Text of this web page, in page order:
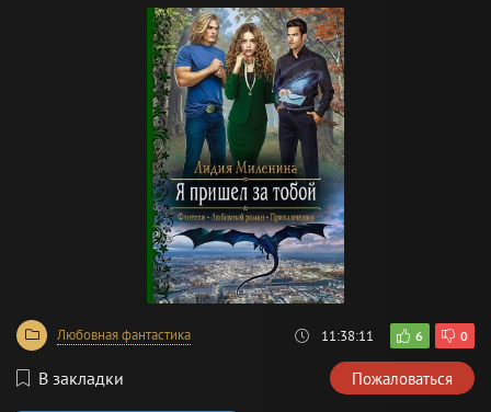
Любовная фантастика 11:38:11 6 0
В закладки Пожаловаться